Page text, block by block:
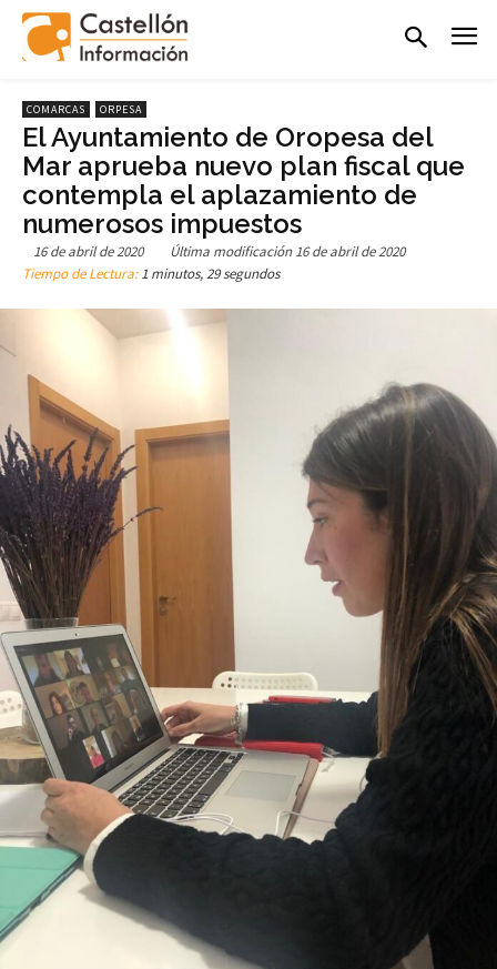
COMARCAS ORPESA
El Ayuntamiento de Oropesa del
Mar aprueba nuevo plan fiscal que
contempla el aplazamiento de
numerosos impuestos
16 de abril de 2020 Última modificación 16 de abril de 2020
Tiempo de Lectura:1 minutos, 29 segundos